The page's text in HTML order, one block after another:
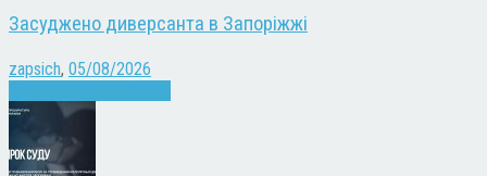
Засуджено диверсанта в Запоріжжі
zapsich, 05/08/2026